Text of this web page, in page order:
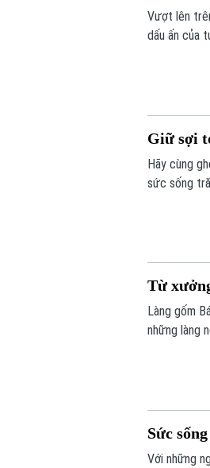
Vượt lên
dấu ấn của
Giữ sợi
Hãy cùng
sức sống
Từ
Làng gốm
những làng
Sức
Với những